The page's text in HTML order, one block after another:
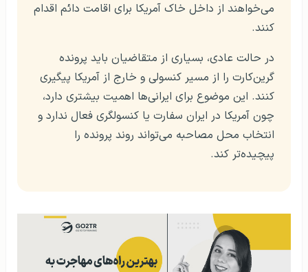
می‌خواهند از داخل خاک آمریکا برای اقامت دائم اقدام
کنند.
در حالت عادی، بسیاری از متقاضیان باید پرونده
گرین‌کارت را از مسیر کنسولی و خارج از آمریکا پیگیری
کنند. این موضوع برای ایرانی‌ها اهمیت بیشتری دارد،
چون آمریکا در ایران سفارت یا کنسولگری فعال ندارد و
انتخاب محل مصاحبه می‌تواند روند پرونده را
پیچیده‌تر کند.